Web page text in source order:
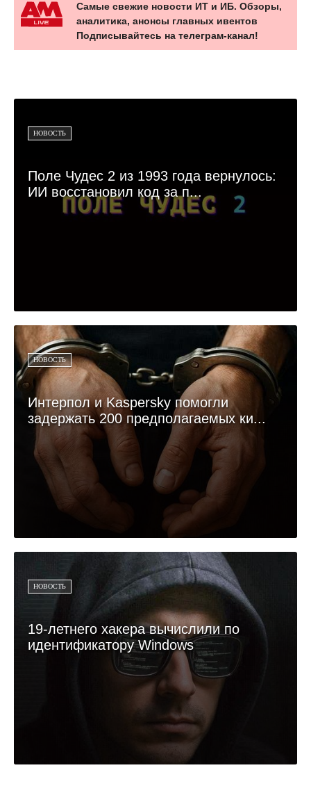
Самые свежие новости ИТ и ИБ. Обзоры,
аналитика, анонсы главных ивентов
Подписывайтесь на телеграм-канал!
НОВОСТЬ
Поле Чудес 2 из 1993 года вернулось:
ИИ восстановил код за п...
НОВОСТЬ
Интерпол и Kaspersky помогли
задержать 200 предполагаемых ки...
НОВОСТЬ
19-летнего хакера вычислили по
идентификатору Windows